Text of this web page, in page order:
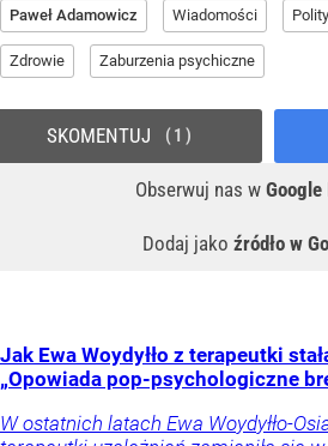
Paweł Adamowicz Wiadomości
Zdrowie Zaburzenia psychiczne
Obserwuj nas w Google
Dodaj jako źródło w
SKOMENTUJ 1
Jak Ewa Woydyłło z terapeutki
„Opowiada pop-psychologiczne
W ostatnich latach Ewa Woydyłło-